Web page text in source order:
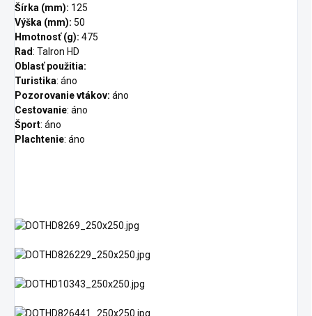
Šírka (mm): 125
Výška (mm): 50
Hmotnosť (g): 475
Rad: Talron HD
Oblasť použitia:
Turistika: áno
Pozorovanie vtákov: áno
Cestovanie: áno
Šport: áno
Plachtenie: áno